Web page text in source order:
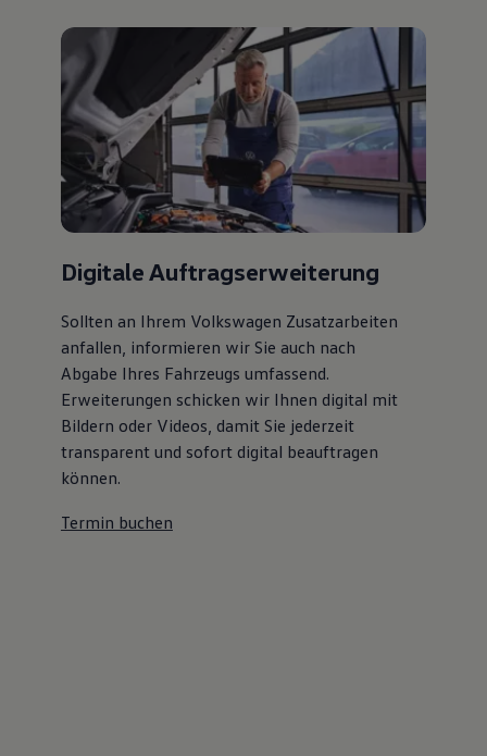
Digitale Auftragserweiterung
Sollten an Ihrem Volkswagen Zusatzarbeiten
anfallen, informieren wir Sie auch nach
Abgabe Ihres Fahrzeugs umfassend.
Erweiterungen schicken wir Ihnen digital mit
Bildern oder Videos, damit Sie jederzeit
transparent und sofort digital beauftragen
können.
Termin buchen